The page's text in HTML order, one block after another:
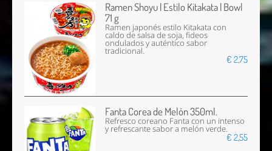
Ramen Shoyu | Estilo Kitakata | Bowl
71 g
Ramen japonés estilo Kitakata con
caldo de salsa de soja, fideos
ondulados y auténtico sabor
tradicional.
€ 2,75
Fanta Corea de Melón 350ml.
Refresco coreano Fanta con un intenso
y refrescante sabor a melón verde.
€ 2,55